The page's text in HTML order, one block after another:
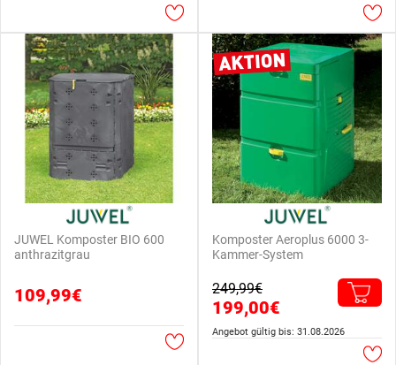
JUWEL Komposter BIO 600
anthrazitgrau
109,99€
Komposter Aeroplus 6000 3-
Kammer-System
249,99€
199,00€
Angebot gültig bis: 31.08.2026